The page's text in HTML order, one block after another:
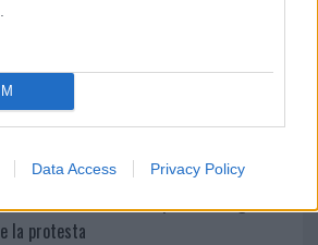
Data Access Privacy Policy
Hunziker in Gallura, bella anche dal
dopo le polemiche il centro
di sosta contro spaccio e degrado:
la protesta